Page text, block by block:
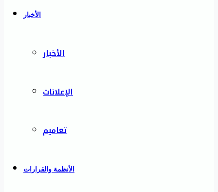
الأخبار
الأخبار
الإعلانات
تعاميم
الأنظمة والقرارات